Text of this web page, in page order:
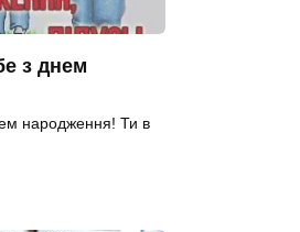
з днем
народження! Ти в